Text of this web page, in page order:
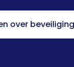
over